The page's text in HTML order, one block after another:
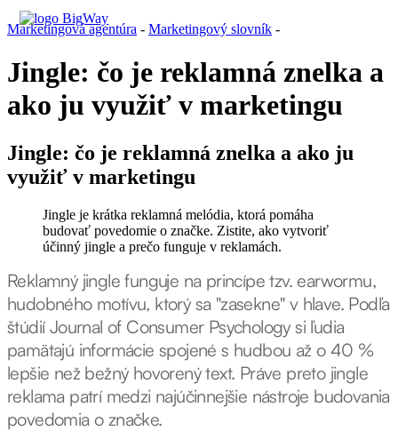
Marketingová agentúra - Marketingový slovník -
Jingle: čo je reklamná znelka a
ako ju využiť v marketingu
Jingle: čo je reklamná znelka a ako ju
využiť v marketingu
Jingle je krátka reklamná melódia, ktorá pomáha
budovať povedomie o značke. Zistite, ako vytvoriť
účinný jingle a prečo funguje v reklamách.
Reklamný jingle funguje na princípe tzv. earwormu,
hudobného motívu, ktorý sa "zasekne" v hlave. Podľa
štúdií Journal of Consumer Psychology si ľudia
pamätajú informácie spojené s hudbou až o 40 %
lepšie než bežný hovorený text. Práve preto jingle
reklama patrí medzi najúčinnejšie nástroje budovania
povedomia o značke.